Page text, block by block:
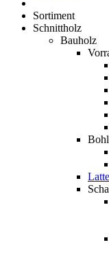
Sortiment
Schnittholz
Bauholz